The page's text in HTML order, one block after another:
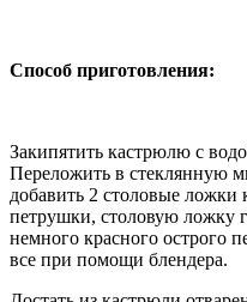
Способ приготовления:
Закипятить кастрюлю с
Переложить в стеклянную
добавить 2 столовые
петрушки, столовую ложку
немного красного острого
все при помощи блендера.